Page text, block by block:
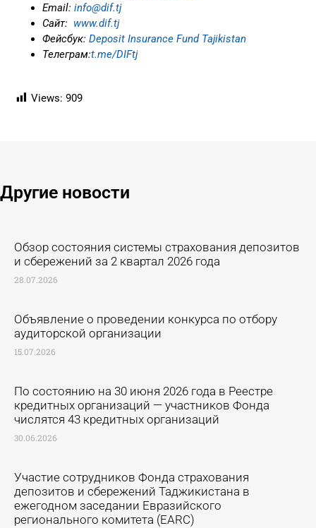
Еmail: info@dif.tj
Сайт: www.dif.tj
Фейсбук: Deposit Insurance Fund Tajikistan
Телеграм:t.me/DIFtj
Views: 909
Другие новости ​
Обзор состояния системы страхования депозитов
и сбережений за 2 квартал 2026 года
28.07.2026
Объявление о проведении конкурса по отбору
аудиторской организации
15.07.2026
По состоянию на 30 июня 2026 года в Реестре
кредитных организаций — участников Фонда
числятся 43 кредитных организаций
30.06.2026
Участие сотрудников Фонда страхования
депозитов и сбережений Таджикистана в
ежегодном заседании Евразийского
регионального комитета (EARC)